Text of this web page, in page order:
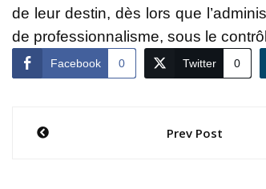
de leur destin, dès lors que
de professionnalisme, sous le
Facebook 0 Twitter 0
Navigation
Prev Post